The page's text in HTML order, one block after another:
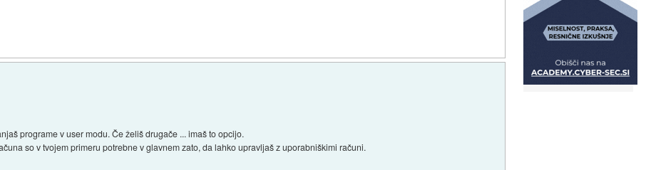
programe v user modu. Če želiš drugače ... imaš to opcijo.
so v tvojem primeru potrebne v glavnem zato, da lahko upravljaš z uporabniškimi računi.